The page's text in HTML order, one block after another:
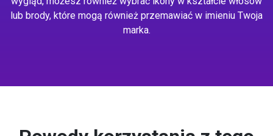
lub brody, które mogą również przemawiać w imieniu Twoja
marka.